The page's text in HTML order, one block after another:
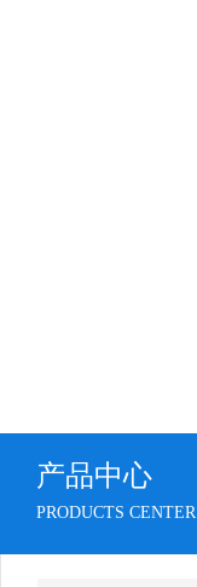
产品中心
PRODUCTS CENTER